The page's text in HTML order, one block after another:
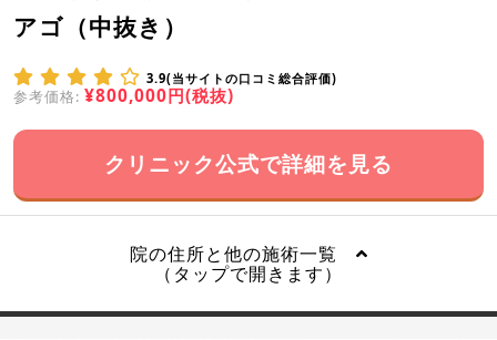
アゴ（中抜き）
3.9(当サイトの口コミ総合評価)
参考価格: ¥800,000円(税抜)
クリニック公式で詳細を見る
院の住所と他の施術一覧
（タップで開きます）